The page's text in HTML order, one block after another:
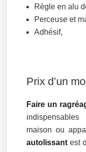
Règle en alu
Perceuse et
Adhésif,
Prix d’un
Faire un
maison ou
autolissant est